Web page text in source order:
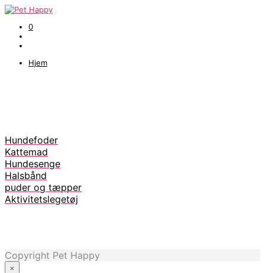
0
Hjem
Hundefoder
Kattemad
Hundesenge
Halsbånd
puder og tæpper
Aktivitetslegetøj
Copyright Pet Happy
×